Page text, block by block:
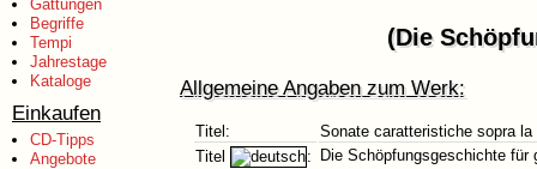
Gattungen
Begriffe
Tempi
Jahrestage
Kataloge
Einkaufen
CD-Tipps
Angebote
(Die
Allgemeine Angaben zum Werk:
Titel:
Sonate caratteristiche sopra
Titel
:
Die Schöpfungsgeschichte für